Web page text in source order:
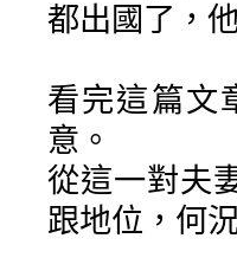
都出國了，
看完這篇文
意。
從這一對夫
跟地位，何